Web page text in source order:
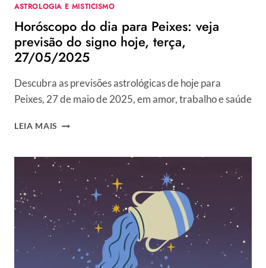
ASTROLOGIA E MISTICISMO
Horóscopo do dia para Peixes: veja
previsão do signo hoje, terça,
27/05/2025
Descubra as previsões astrológicas de hoje para
Peixes, 27 de maio de 2025, em amor, trabalho e saúde
LEIA MAIS HORÓSCOPO
PARA
PEIXES:
VEJA
PREVISÃO
DO
SIGNO
TERÇA,
27/05/2025